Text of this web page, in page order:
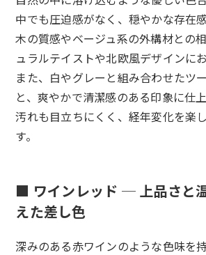
中でも圧迫感がなく、穏やかな存在感
木の質感やベージュ系の外構材との
ュラルテイストや北欧風デザインにお
また、白やグレーと組み合わせたツ
と、爽やかで清潔感のある印象に仕上
汚れも目立ちにくく、経年変化を楽
す。
■ ワインレッド ─ 上品さと
えた差し色
深みのある赤ワインのような色味を